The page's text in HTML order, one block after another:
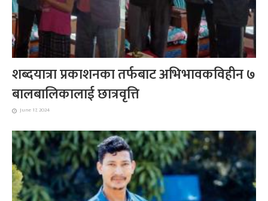
शब्दयात्रा प्रकाशनका तर्फबाट अभिभावकविहीन ७
बालबालिकालाई छात्रवृत्ति
June 17, 2024